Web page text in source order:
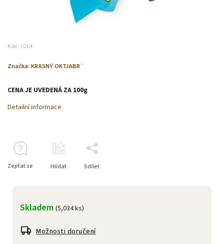
Kód: 1064
Značka: KRASNÝ OKTJABR´
Skladem (5,034 ks)
Možnosti doručení
CENA JE UVEDENÁ ZA 100g
Detailní informace
Zeptat se Hlídat Sdílet